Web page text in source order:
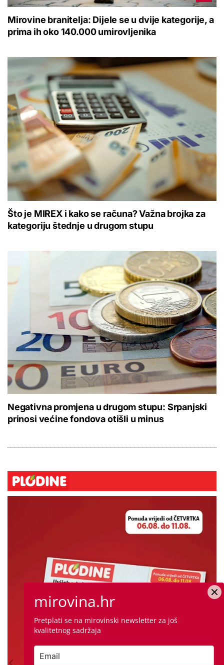
Mirovine branitelja: Dijele se u dvije kategorije, a
prima ih oko 140.000 umirovljenika
Što je MIREX i kako se računa? Važna brojka za
kategoriju štednje u drugom stupu
Negativna promjena u drugom stupu: Srpanjski
prinosi većine fondova otišli u minus
mirovina.hr
Pretplati se na mirovinski newsletter za još
kvalitetnog sadržaja